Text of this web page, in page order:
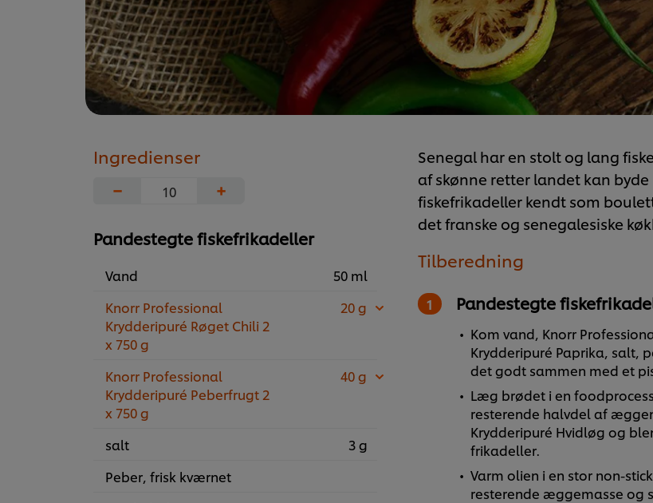
Ingredienser
−
+
Pandestegte fiskefrikadeller
Vand
50 ml
Knorr Professional
Krydderipuré Røget Chili 2
x 750 g
20 g
Knorr Professional
Krydderipuré Peberfrugt 2
x 750 g
40 g
salt
3 g
Peber, frisk kværnet
Senegal har en stolt og lang
af skønne retter landet kan
fiskefrikadeller kendt som
det franske og senegalesiske
Tilberedning
Pandestegte
Kom vand, Knorr
Krydderipuré Paprika, salt,
det godt sammen med et
Læg brødet i en
resterende halvdel af
Krydderipuré Hvidløg og
frikadeller.
Varm olien i en stor non-
resterende æggemasse og